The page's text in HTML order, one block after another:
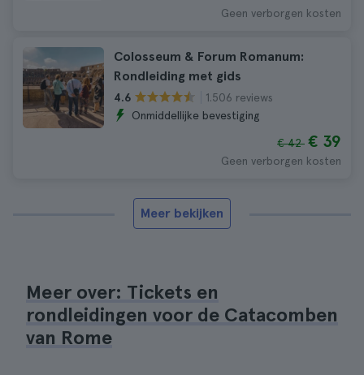
Geen verborgen kosten
Colosseum & Forum Romanum:
Rondleiding met gids
4.6
1.506 reviews
Onmiddellijke bevestiging
€ 42 € 39
Geen verborgen kosten
Meer bekijken
Meer over: Tickets en
rondleidingen voor de Catacomben
van Rome